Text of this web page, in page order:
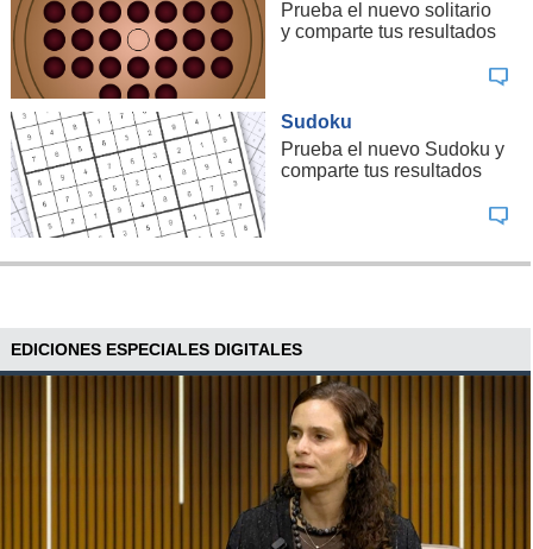
Prueba el nuevo solitario
y comparte tus resultados
Sudoku
Prueba el nuevo Sudoku y
comparte tus resultados
EDICIONES ESPECIALES DIGITALES